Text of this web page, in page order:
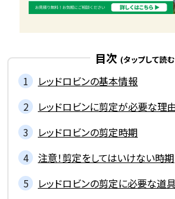
目次
レッドロビンの基本情報
レッドロビンに剪定が必要な理
レッドロビンの剪定時期
注意！剪定をしてはいけない時期
レッドロビンの剪定に必要な道